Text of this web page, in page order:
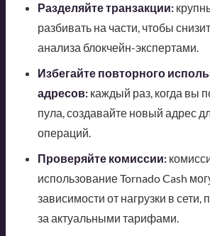
Разделяйте транзакции:
разбивать на части, чтобы
анализа блокчейн-экспертами.
Избегайте повторного
адресов:каждый раз, когда вы
пула, создавайте новый адрес
операций.
Проверяйте комиссии:
использование Tornado Cash
зависимости от нагрузки в сети,
за актуальными тарифами.